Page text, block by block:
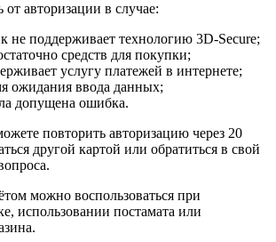
от авторизации в случае:
не поддерживает технологию 3D-Secure;
средств для покупки;
услугу платежей в интернете;
ожидания ввода данных;
допущена ошибка.
повторить авторизацию через 20
другой картой или обратиться в свой
можно воспользоваться при
использовании постамата или